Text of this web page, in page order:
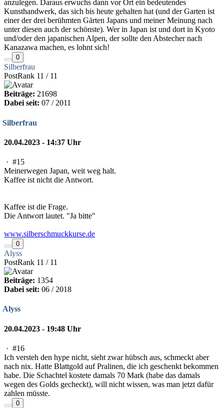
anzulegen. Daraus erwuchs dann vor Ort ein bedeutendes
Kunsthandwerk, das sich bis heute gehalten hat (und der Garten ist
einer der drei berühmten Gärten Japans und meiner Meinung nach
unter diesen auch der schönste). Wer in Japan ist und dort in Kyoto
und/oder den japanischen Alpen, der sollte den Abstecher nach
Kanazawa machen, es lohnt sich!
0
Silberfrau
PostRank 11 / 11
Beiträge: 21698
Dabei seit: 07 / 2011
Silberfrau
20.04.2023 - 14:37 Uhr
· #15
Meinerwegen Japan, weit weg halt.
Kaffee ist nicht die Antwort.
Kaffee ist die Frage.
Die Antwort lautet. "Ja bitte"
www.silberschmuckkurse.de
0
Alyss
PostRank 11 / 11
Beiträge: 1354
Dabei seit: 06 / 2018
Alyss
20.04.2023 - 19:48 Uhr
· #16
Ich versteh den hype nicht, sieht zwar hübsch aus, schmeckt aber
nach nix. Hatte Blattgold auf Pralinen, die ich geschenkt bekommen
habe. Die Schachtel kostete damals 70 Mark (habe das damals
wegen des Golds gecheckt), will nicht wissen, was man jetzt dafür
zahlen müsste.
0